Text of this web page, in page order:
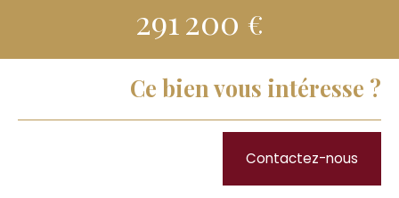
291 200 €
Ce bien vous intéresse ?
Contactez-nous